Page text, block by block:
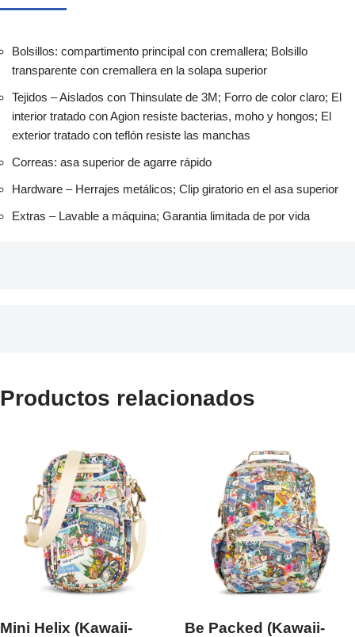
Bolsillos: compartimento principal con cremallera; Bolsillo
transparente con cremallera en la solapa superior
Tejidos – Aislados con Thinsulate de 3M; Forro de color claro; El
interior tratado con Agion resiste bacterias, moho y hongos; El
exterior tratado con teflón resiste las manchas
Correas: asa superior de agarre rápido
Hardware – Herrajes metálicos; Clip giratorio en el asa superior
Extras – Lavable a máquina; Garantia limitada de por vida
Productos relacionados
Mini Helix (Kawaii-
Be Packed (Kawaii-